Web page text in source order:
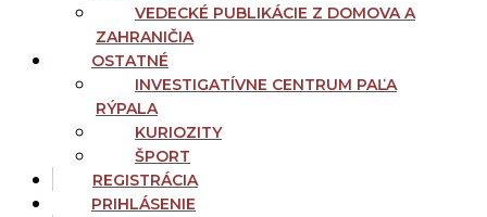
VEDECKÉ PUBLIKÁCIE Z DOMOVA A
ZAHRANIČIA
OSTATNÉ
INVESTIGATÍVNE CENTRUM PAĽA
RÝPALA
KURIOZITY
ŠPORT
REGISTRÁCIA
PRIHLÁSENIE